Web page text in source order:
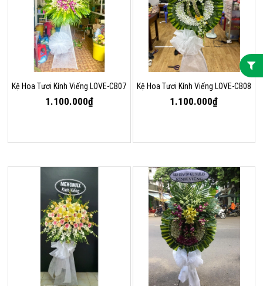
Kệ Hoa Tươi Kính Viếng LOVE-CB07
1.100.000₫
Kệ Hoa Tươi Kính Viếng LOVE-CB08
1.100.000₫